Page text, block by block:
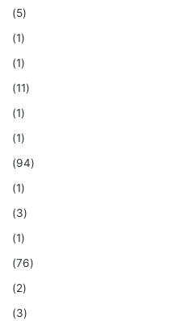
(5)
(1)
(1)
(11)
(1)
(1)
(94)
(1)
(3)
(1)
(76)
(2)
(3)